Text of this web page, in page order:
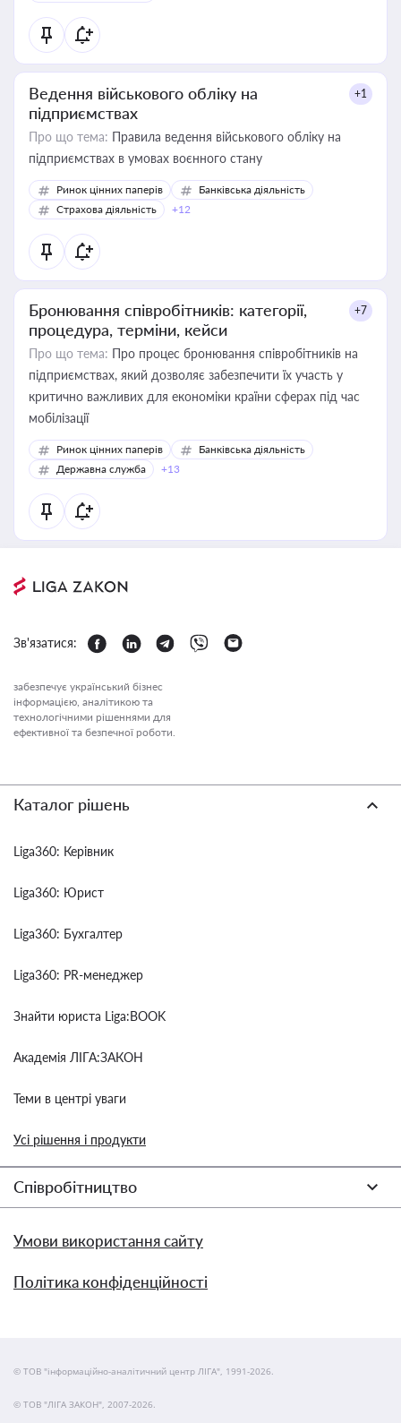
Ведення військового обліку на
підприємствах
+1
Про що тема: Правила ведення військового обліку на
підприємствах в умовах воєнного стану
Ринок цінних паперів
Банківська діяльність
Страхова діяльність
+12
Бронювання співробітників: категорії,
процедура, терміни, кейси
+7
Про що тема: Про процес бронювання співробітників на
підприємствах, який дозволяє забезпечити їх участь у
критично важливих для економіки країни сферах під час
мобілізації
Ринок цінних паперів
Банківська діяльність
Державна служба
+13
Зв'язатися:
забезпечує український бізнес
інформацією, аналітикою та
технологічними рішеннями для
ефективної та безпечної роботи.
Каталог рішень
Liga360: Керівник
Liga360: Юрист
Liga360: Бухгалтер
Liga360: PR-менеджер
Знайти юриста Liga:BOOK
Академія ЛІГА:ЗАКОН
Теми в центрі уваги
Усі рішення і продукти
Співробітництво
Умови використання сайту
Політика конфіденційності
© ТОВ "інформаційно-аналітичний центр ЛІГА", 1991-2026.
© ТОВ "ЛІГА ЗАКОН", 2007-2026.